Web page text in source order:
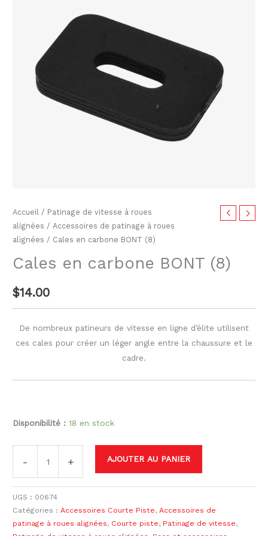
Accueil / Patinage de vitesse à roues
alignées / Accessoires de patinage à roues
alignées / Cales en carbone BONT (8)
Cales en carbone BONT (8)
$14.00
De nombreux patineurs de vitesse en ligne d’élite utilisent
ces cales pour créer un léger angle entre la chaussure et le
cadre.
Disponibilité : 18 en stock
- + AJOUTER AU PANIER
UGS : 00674
Catégories :Accessoires Courte Piste,Accessoires de
patinage à roues alignées, Courte piste, Patinage de vitesse,